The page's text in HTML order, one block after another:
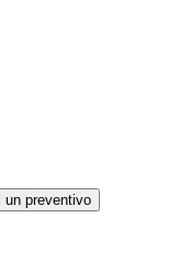
un preventivo